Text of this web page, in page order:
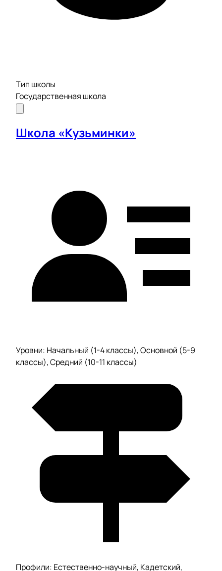
Тип школы
Государственная школа
Школа «Кузьминки»
Уровни: Начальный (1-4 классы), Основной (5-9
классы), Средний (10-11 классы)
Профили: Естественно-научный, Кадетский,